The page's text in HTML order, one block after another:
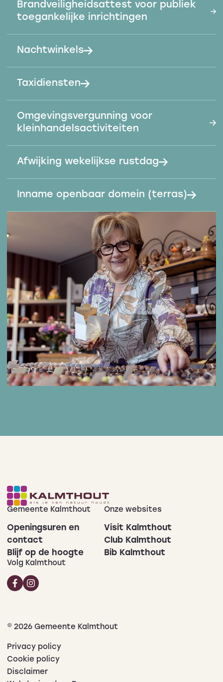
Brandveiligheidsattest voor publiek
toegankelijke inrichtingen
Nachtwinkels
Taxidiensten
Omgevingsvergunning voor
kleinhandelsactiviteiten
Afwijking wekelijkse rustdag
Inname openbaar domein (terras)
Gemeente Kalmthout
Openingsuren en
contact
Blijf op de hoogte
Onze websites
Visit Kalmthout
Club Kalmthout
Bib Kalmthout
Volg Kalmthout
© 2026 Gemeente Kalmthout
Privacy policy
Cookie policy
Disclaimer